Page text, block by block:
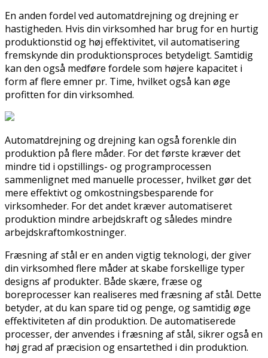
En anden fordel ved automatdrejning og drejning er
hastigheden. Hvis din virksomhed har brug for en hurtig
produktionstid og høj effektivitet, vil automatisering
fremskynde din produktionsproces betydeligt. Samtidig
kan den også medføre fordele som højere kapacitet i
form af flere emner pr. Time, hvilket også kan øge
profitten for din virksomhed.
Automatdrejning og drejning kan også forenkle din
produktion på flere måder. For det første kræver det
mindre tid i opstillings- og programprocessen
sammenlignet med manuelle processer, hvilket gør det
mere effektivt og omkostningsbesparende for
virksomheder. For det andet kræver automatiseret
produktion mindre arbejdskraft og således mindre
arbejdskraftomkostninger.
Fræsning af stål er en anden vigtig teknologi, der giver
din virksomhed flere måder at skabe forskellige typer
designs af produkter. Både skære, fræse og
boreprocesser kan realiseres med fræsning af stål. Dette
betyder, at du kan spare tid og penge, og samtidig øge
effektiviteten af din produktion. De automatiserede
processer, der anvendes i fræsning af stål, sikrer også en
høj grad af præcision og ensartethed i din produktion.